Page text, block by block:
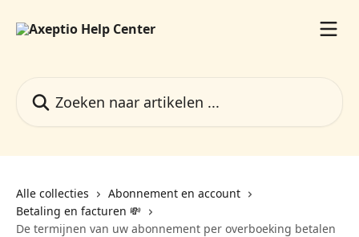
Alle collecties
Abonnement en account
Betaling en facturen 💸
De termijnen van uw abonnement per overboeking betalen